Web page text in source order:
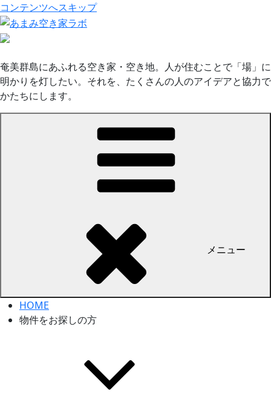
コンテンツへスキップ
奄美群島にあふれる空き家・空き地。人が住むことで「場」に
明かりを灯したい。それを、たくさんの人のアイデアと協力で
かたちにします。
メニュー
HOME
物件をお探しの方